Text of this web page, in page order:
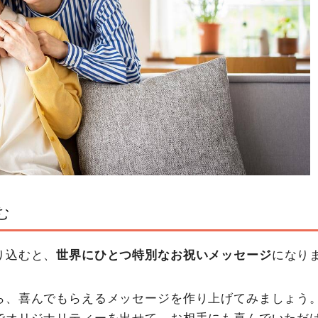
込むと、世界にひとつ特別なお祝いメッセージになり
喜んでもらえるメッセージを作り上げてみましょう